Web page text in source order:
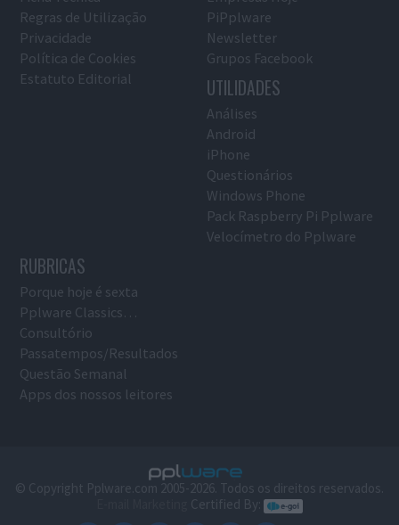
Regras de Utilização
Privacidade
Política de Cookies
Estatuto Editorial
PiPplware
Newsletter
Grupos Facebook
UTILIDADES
Análises
Android
iPhone
Questionários
Windows Phone
Pack Raspberry Pi Pplware
Velocímetro do Pplware
RUBRICAS
Porque hoje é sexta
Pplware Classics…
Consultório
Passatempos/Resultados
Questão Semanal
Apps dos nossos leitores
© Copyright Pplware.com 2005-2026. Todos os direitos reservados.
Certified By: